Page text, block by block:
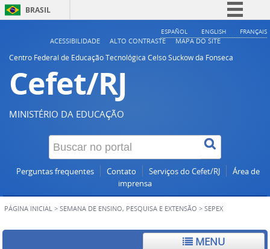
BRASIL
Simplifique!
ESPAÑOL ENGLISH FRANÇAIS
ACESSIBILIDADE ALTO CONTRASTE
MAPA DO SITE
Centro Federal de Educação Tecnológica Celso Suckow da Fonseca
Cefet/RJ
MINISTÉRIO DA EDUCAÇÃO
Perguntas frequentes Contato Serviços do Cefet/RJ
Área de
imprensa
PÁGINA INICIAL > SEMANA DE ENSINO, PESQUISA E EXTENSÃO > SEPEX
MENU